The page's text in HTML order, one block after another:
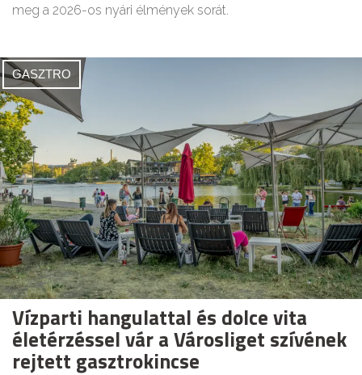
meg a 2026-os nyári élmények sorát.
GASZTRO
Vízparti hangulattal és dolce vita
életérzéssel vár a Városliget szívének
rejtett gasztrokincse